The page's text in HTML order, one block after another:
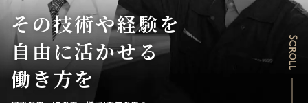
Scroll
その技術や経験を
自由に活かせる
働き方を